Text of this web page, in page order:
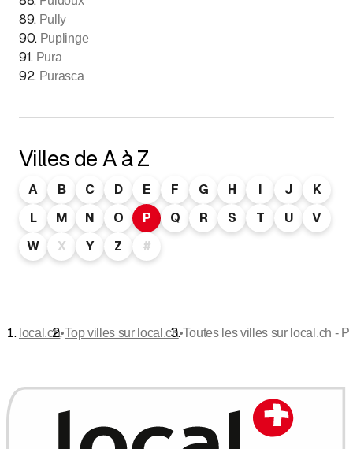
89. Pully
90. Puplinge
91. Pura
92. Purasca
Villes de A à Z
A B C D E F G H I J
K
L
M N O P Q R S T U
V
W
X Y Z #
local.ch•Top villes sur local.ch•Toutes les villes sur local.ch - P